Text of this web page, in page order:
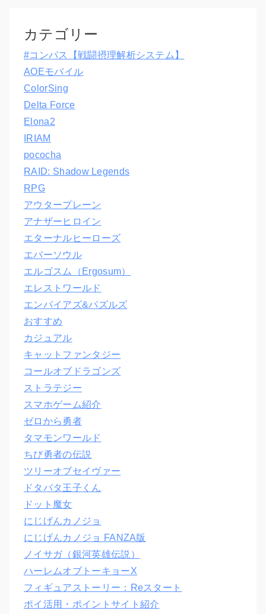
カテゴリー
#コンパス【戦闘摂理解析システム】
AOEモバイル
ColorSing
Delta Force
Elona2
IRIAM
pococha
RAID: Shadow Legends
RPG
アウタープレーン
アナザーヒロイン
エターナルヒーローズ
エバーソウル
エルゴスム（Ergosum）
エレストワールド
エンパイアズ&パズルズ
おすすめ
カジュアル
キャットファンタジー
コールオブドラゴンズ
ストラテジー
スマホゲーム紹介
ゼロから勇者
タマモンワールド
ちび勇者の伝説
ツリーオブセイヴァー
ドタバタ王子くん
ドット魔女
にじげんカノジョ
にじげんカノジョ FANZA版
ノイサガ（銀河英雄伝説）
ハーレムオブトーキョーX
フィギュアストーリー：Reスタート
ポイ活用・ポイントサイト紹介